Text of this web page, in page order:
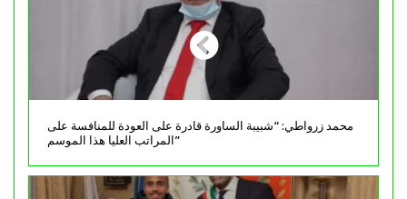
محمد زرواطي: “شبيبة الساورة قادرة على العودة للمنافسة على
المراتب العليا هذا الموسم”